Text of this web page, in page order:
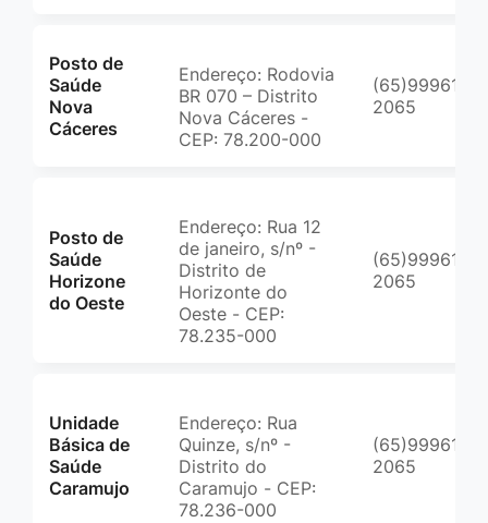
Posto de
Saúde
Nova
Cáceres
Endereço: Rodovia
BR 070 – Distrito
Nova Cáceres -
CEP: 78.200-000
(65)99961-
2065
Posto de
Saúde
Horizone
do Oeste
Endereço: Rua 12
de janeiro, s/nº -
Distrito de
Horizonte do
Oeste - CEP:
78.235-000
(65)99961-
2065
Unidade
Básica de
Saúde
Caramujo
Endereço: Rua
Quinze, s/nº -
Distrito do
Caramujo - CEP:
78.236-000
(65)99961-
2065